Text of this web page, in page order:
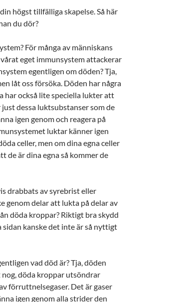
högst tillfälliga skapelse. Så här
du dör?
För många av människans
eget immunsystem attackerar
egentligen om döden? Tja,
låt oss försöka. Döden har några
har också lite speciella lukter att
dessa luktsubstanser som de
igen genom och reagera på
luktar känner igen
celler, men om dina egna celler
de är dina egna så kommer de
drabbats av syrebrist eller
genom delar att lukta på delar av
döda kroppar? Riktigt bra skydd
sidan kanske det inte är så nyttigt
vad död är? Tja, döden
nog, döda kroppar utsöndrar
förruttnelsegaser. Det är gaser
igen genom alla strider den